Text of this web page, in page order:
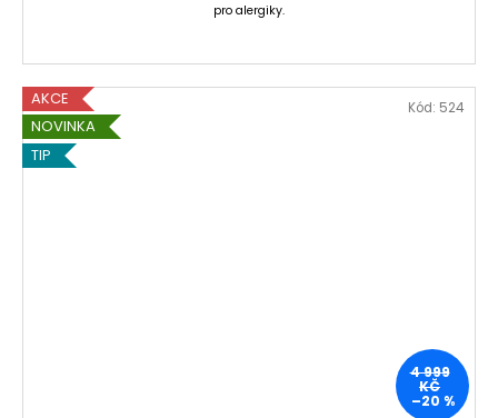
pro alergiky.
AKCE
NOVINKA
TIP
4 999
KČ
–20 %
Kód: 524